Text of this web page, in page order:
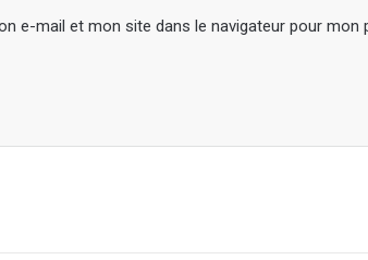
e-mail et mon site dans le navigateur pour mon